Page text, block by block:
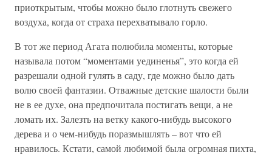
приоткрытым, чтобы можно было глотнуть свежего
воздуха, когда от страха перехватывало горло.
В тот же период Агата полюбила моменты, которые
называла потом “моментами уединенья”, это когда ей
разрешали одной гулять в саду, где можно было дать
волю своей фантазии. Отважные детские шалости были
не в ее духе, она предпочитала постигать вещи, а не
ломать их. Залезть на ветку какого-нибудь высокого
дерева и о чем-нибудь поразмышлять – вот что ей
нравилось. Кстати, самой любимой была огромная пихта,